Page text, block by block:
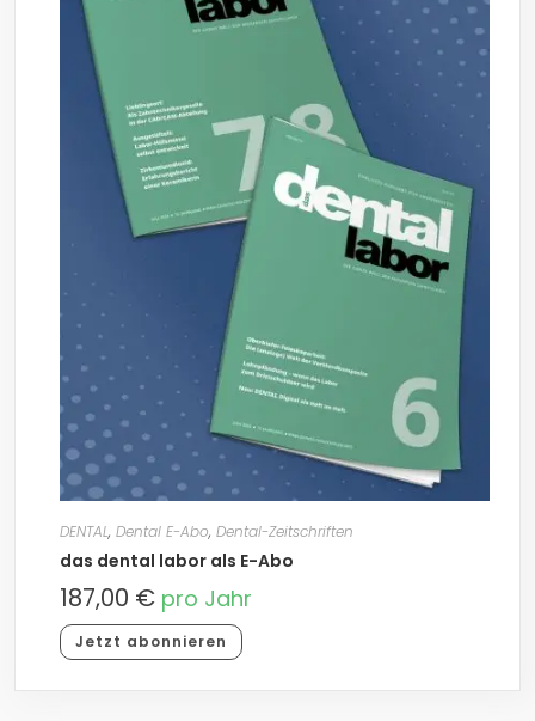
DENTAL, Dental E-Abo, Dental-Zeitschriften
das dental labor als E-Abo
187,00 €pro Jahr
Jetzt abonnieren